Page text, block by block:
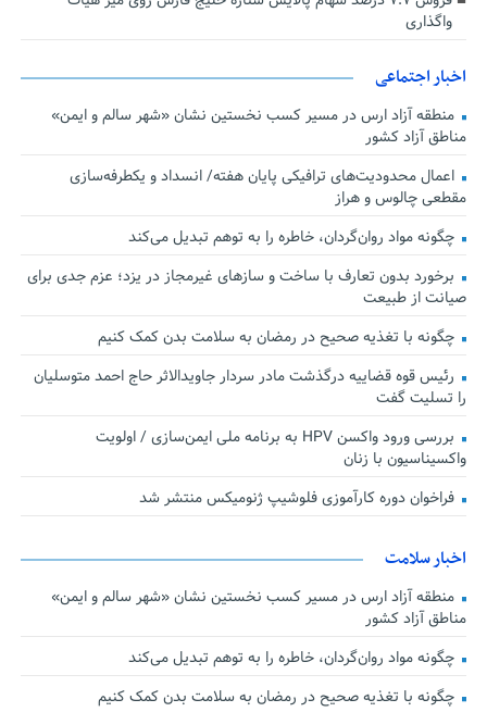
واگذاری
اخبار اجتماعی
منطقه آزاد ارس در مسیر کسب نخستین نشان «شهر سالم و ایمن»
مناطق آزاد کشور
اعمال محدودیت‌های ترافیکی پایان هفته/ انسداد و یکطرفه‌سازی
مقطعی چالوس و هراز
چگونه مواد روان‌گردان، خاطره را به توهم تبدیل می‌کند
برخورد بدون تعارف با ساخت‌ و سازهای غیرمجاز در یزد؛ عزم جدی برای
صیانت از طبیعت
چگونه با تغذیه صحیح در رمضان به سلامت بدن کمک کنیم
رئیس قوه قضاییه درگذشت مادر سردار جاویدالاثر حاج احمد متوسلیان
را تسلیت گفت
بررسی ورود واکسن HPV به برنامه ملی ایمن‌سازی / اولویت
واکسیناسیون با زنان
فراخوان دوره کارآموزی فلوشیپ ژنومیکس منتشر شد
اخبار سلامت
منطقه آزاد ارس در مسیر کسب نخستین نشان «شهر سالم و ایمن»
مناطق آزاد کشور
چگونه مواد روان‌گردان، خاطره را به توهم تبدیل می‌کند
چگونه با تغذیه صحیح در رمضان به سلامت بدن کمک کنیم